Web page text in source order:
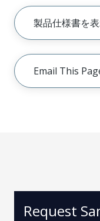
製品仕様書を
Email This
Request